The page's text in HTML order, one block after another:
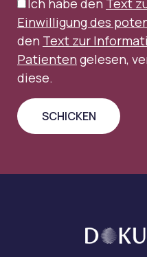
Einwilligung des
den Text zur
Patienten gelesen,
diese.